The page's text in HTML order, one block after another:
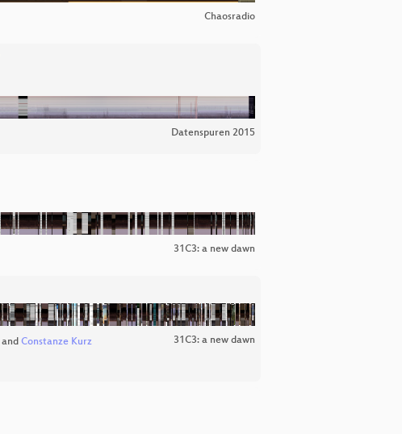
Chaosradio
Datenspuren 2015
31C3: a new dawn
and Constanze Kurz 31C3: a new dawn